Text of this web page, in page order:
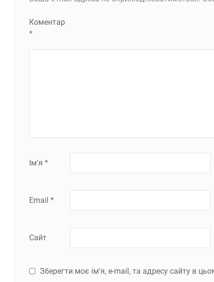
Коментар
*
Ім'я *
Email *
Сайт
Зберегти моє ім'я, e-mail, та адресу сайту в